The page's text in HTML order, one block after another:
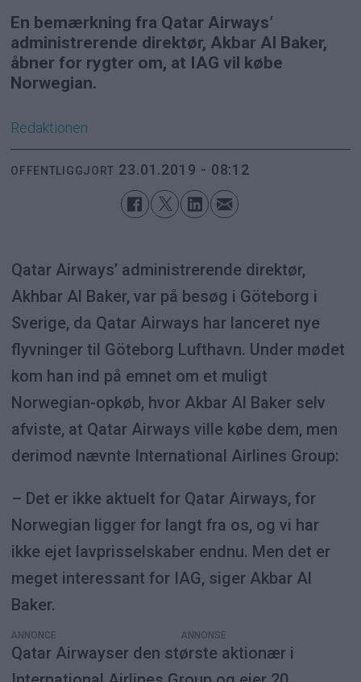
En bemærkning fra Qatar Airways’
administrerende direktør, Akbar Al Baker,
åbner for rygter om, at IAG vil købe
Norwegian.
Redaktionen
OFFENTLIGGJORT 23.01.2019 - 08:12
Qatar Airways’ administrerende direktør,
Akhbar Al Baker, var på besøg i Göteborg i
Sverige, da Qatar Airways har lanceret nye
flyvninger til Göteborg Lufthavn. Under mødet
kom han ind på emnet om et muligt
Norwegian-opkøb, hvor Akbar Al Baker selv
afviste, at Qatar Airways ville købe dem, men
derimod nævnte International Airlines Group:
– Det er ikke aktuelt for Qatar Airways, for
Norwegian ligger for langt fra os, og vi har
ikke ejet lavprisselskaber endnu. Men det er
meget interessant for IAG, siger Akbar Al
Baker.
ANNONCE
Qatar Airwayser den største aktionær i